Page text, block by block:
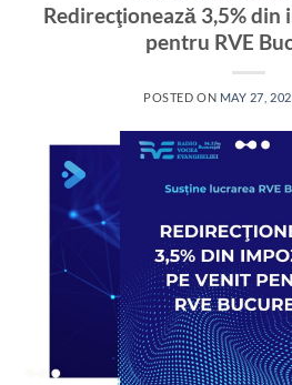
Redirecţionează 3,5%
pentru RVE
POSTED ON MAY 27,